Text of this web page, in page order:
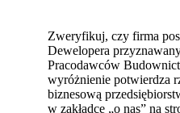
Zweryfikuj, czy firma
Dewelopera
Pracodawców
wyróżnienie potwierdza
biznesową
w zakładce „o nas” na